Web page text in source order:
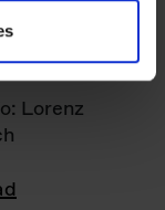
Lorenz